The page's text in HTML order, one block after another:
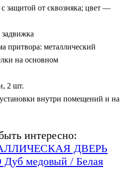
защитой от сквозняка; цвет —
притвора: металлический
на основном
2 шт.
внутри помещений и на
интересно: